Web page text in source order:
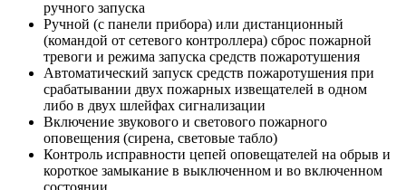
ручного запуска
Ручной (с панели прибора) или дистанционный
(командой от сетевого контроллера) сброс пожарной
тревоги и режима запуска средств пожаротушения
Автоматический запуск средств пожаротушения при
срабатывании двух пожарных извещателей в одном
либо в двух шлейфах сигнализации
Включение звукового и светового пожарного
оповещения (сирена, световые табло)
Контроль исправности цепей оповещателей на обрыв и
короткое замыкание в выключенном и во включенном
состоянии